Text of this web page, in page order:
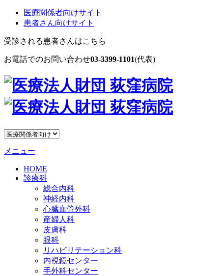
医療関係者向けサイト
患者さん向けサイト
受診される患者さんはこちら
お電話でのお問い合わせ03-3399-1101(代表)
メニュー
HOME
診療科
総合内科
神経内科
心臓血管外科
産婦人科
皮膚科
眼科
リハビリテーション科
内視鏡センター
手外科センター